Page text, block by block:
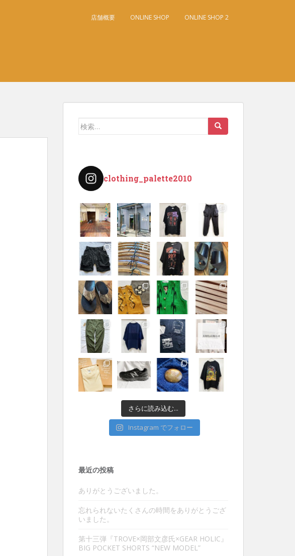
店舗概要 ONLINE SHOP ONLINE SHOP 2
検
clothing_palette2010
さらに読み込む...
Instagram でフォロー
最近の投稿
ありがとうございました。
忘れられないたくさんの時間をありがとうござ
いました。
第十三弾『TROVE×岡部文彦氏×GEAR HOLIC』
BIG POCKET SHORTS “NEW MODEL”